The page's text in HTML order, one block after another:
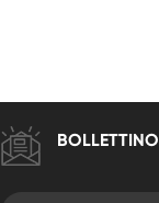
BOLLETTINO